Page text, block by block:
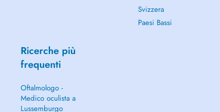
Svizzera
Paesi Bassi
Ricerche più
frequenti
Oftalmologo -
Medico oculista a
Lussemburgo